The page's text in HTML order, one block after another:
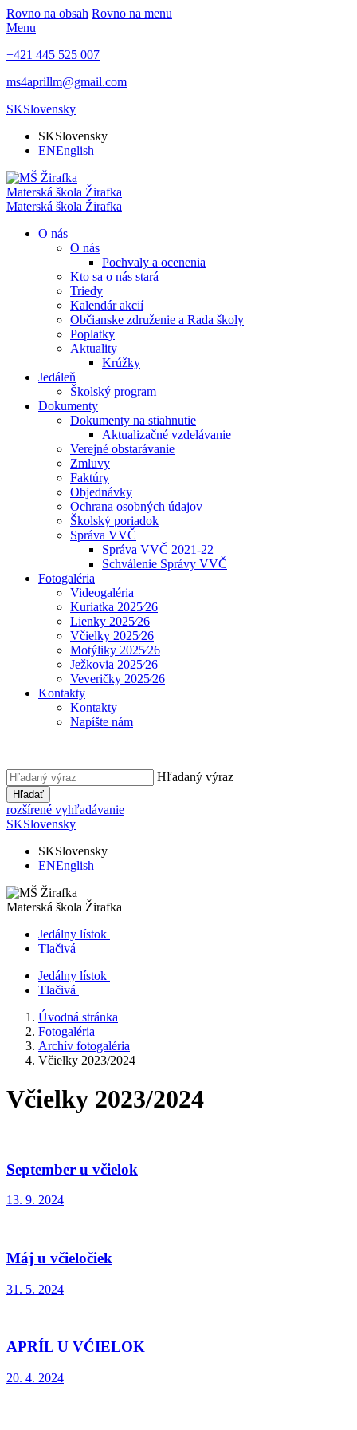
Rovno na obsah Rovno na menu
Menu
+421 445 525 007
ms4aprillm@gmail.com
SKSlovensky
SKSlovensky
ENEnglish
Materská škola Žirafka
Materská škola Žirafka
O nás
O nás
Pochvaly a ocenenia
Kto sa o nás stará
Triedy
Kalendár akcií
Občianske združenie a Rada školy
Poplatky
Aktuality
Krúžky
Jedáleň
Školský program
Dokumenty
Dokumenty na stiahnutie
Aktualizačné vzdelávanie
Verejné obstarávanie
Zmluvy
Faktúry
Objednávky
Ochrana osobných údajov
Školský poriadok
Správa VVČ
Správa VVČ 2021-22
Schválenie Správy VVČ
Fotogaléria
Videogaléria
Kuriatka 2025⁄26
Lienky 2025⁄26
Včielky 2025⁄26
Motýliky 2025⁄26
Ježkovia 2025⁄26
Veveričky 2025⁄26
Kontakty
Kontakty
Napíšte nám
Hľadaný výraz
Hľadať
rozšírené vyhľadávanie
SKSlovensky
SKSlovensky
ENEnglish
Materská škola Žirafka
Jedálny lístok
Tlačivá
Jedálny lístok
Tlačivá
Úvodná stránka
Fotogaléria
Archív fotogaléria
Včielky 2023/2024
Včielky 2023/2024
September u včielok
13. 9. 2024
Máj u včieločiek
31. 5. 2024
APRÍL U VĆIELOK
20. 4. 2024